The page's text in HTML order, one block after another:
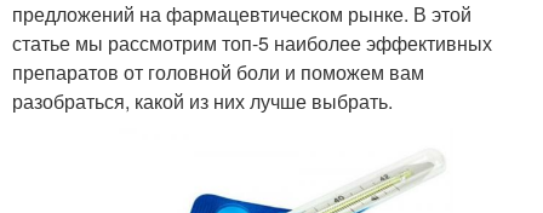
предложений на фармацевтическом рынке. В этой
статье мы рассмотрим топ-5 наиболее эффективных
препаратов от головной боли и поможем вам
разобраться, какой из них лучше выбрать.